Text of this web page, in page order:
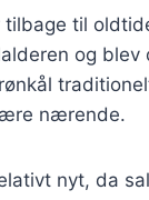
til
og
nærende.
nyt, da